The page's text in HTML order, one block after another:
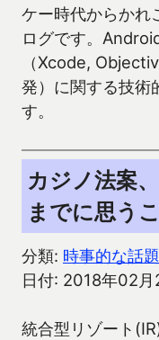
ケー時代からかれ
ログです。
（Xcode,
発）に関する技術
す。
カジノ法案
までに思う
分類: 時事的な話題
日付: 2018年02月
統合型リゾート